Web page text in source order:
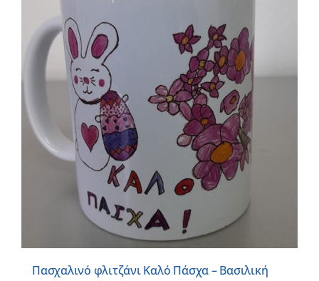
Πασχαλινό φλιτζάνι Καλό Πάσχα – Βασιλική